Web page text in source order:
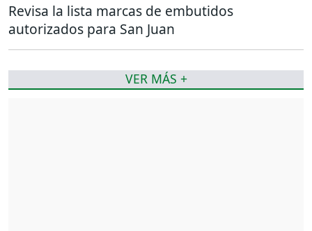
Revisa la lista marcas de embutidos
autorizados para San Juan
VER MÁS +